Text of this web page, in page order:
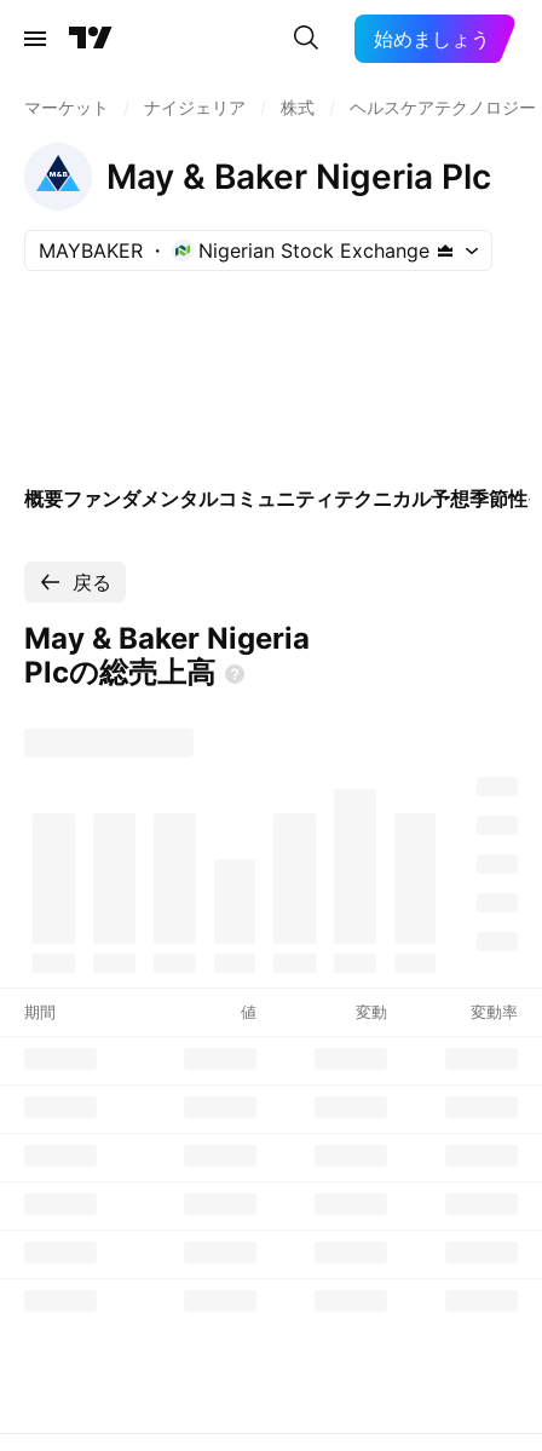
始めましょう
マーケット ナイジェリア 株式 ヘルスケアテクノロジー
May & Baker Nigeria Plc
MAYBAKER Nigerian Stock Exchange
概要ファンダメンタルコミュニティテクニカル予想季節性
戻る
May & Baker Nigeria
Plcの総売上高
期間 値 変動 変動率